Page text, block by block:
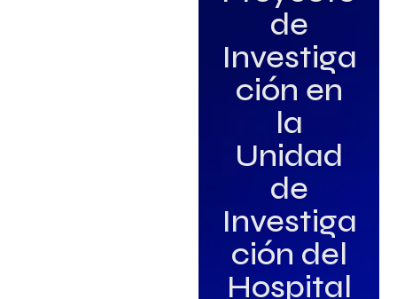
de
Investiga
ción en
la
Unidad
de
Investiga
ción del
Hospital